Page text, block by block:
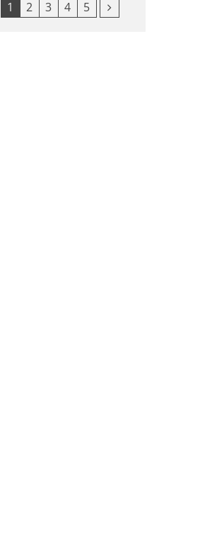
Seite
1 2 3 4 5 Nächste Seite